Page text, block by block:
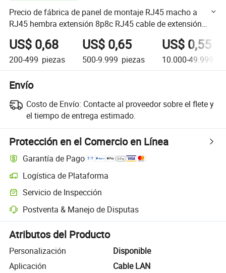
Precio de fábrica de panel de montaje RJ45 macho a
RJ45 hembra extensión 8p8c RJ45 cable de extensión
macho a hembra para necesidades de red
US$ 0,68
200-499 piezas
US$ 0,65
500-9.999 piezas
US$ 0,55
10.000-49.999
Envío
Costo de Envío: Contacte al proveedor sobre el flete y
el tiempo de entrega estimado.
Protección en el Comercio en Línea
Garantía de Pago
Logística de Plataforma
Seguimiento de envíos más claro con logística soportada por la
Servicio de Inspección
Inspección previa al envío opcional para controles de calidad y
Postventa & Manejo de Disputas
Resolución de disputas asistida por la plataforma, incluyendo
Atributos del Producto
Personalización
Disponible
Aplicación
Cable LAN